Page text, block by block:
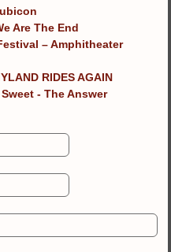
Are The End
– Amphitheater
RIDES AGAIN
- The Answer